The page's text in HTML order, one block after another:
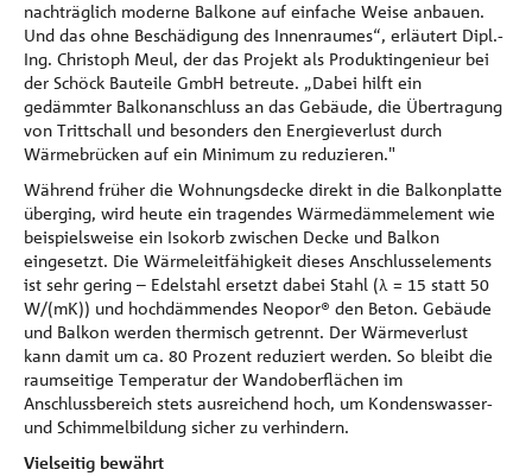
nachträglich moderne Balkone auf einfache Weise anbauen.
Und das ohne Beschädigung des Innenraumes“, erläutert Dipl.-
Ing. Christoph Meul, der das Projekt als Produktingenieur bei
der Schöck Bauteile GmbH betreute. „Dabei hilft ein
gedämmter Balkonanschluss an das Gebäude, die Übertragung
von Trittschall und besonders den Energieverlust durch
Wärmebrücken auf ein Minimum zu reduzieren."
Während früher die Wohnungsdecke direkt in die Balkonplatte
überging, wird heute ein tragendes Wärmedämmelement wie
beispielsweise ein Isokorb zwischen Decke und Balkon
eingesetzt. Die Wärmeleitfähigkeit dieses Anschlusselements
ist sehr gering – Edelstahl ersetzt dabei Stahl (λ = 15 statt 50
W/(mK)) und hochdämmendes Neopor® den Beton. Gebäude
und Balkon werden thermisch getrennt. Der Wärmeverlust
kann damit um ca. 80 Prozent reduziert werden. So bleibt die
raumseitige Temperatur der Wandoberflächen im
Anschlussbereich stets ausreichend hoch, um Kondenswasser-
und Schimmelbildung sicher zu verhindern.
Vielseitig bewährt